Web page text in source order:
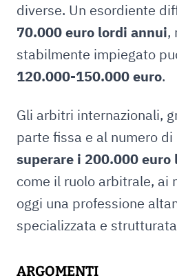
diverse. Un esordiente
70.000 euro lordi annui,
stabilmente impiegato
120.000-150.000 euro.
Gli arbitri internazionali,
parte fissa e al numero
superare i 200.000 euro
come il ruolo arbitrale, ai
oggi una professione
specializzata e
ARGOMENTI